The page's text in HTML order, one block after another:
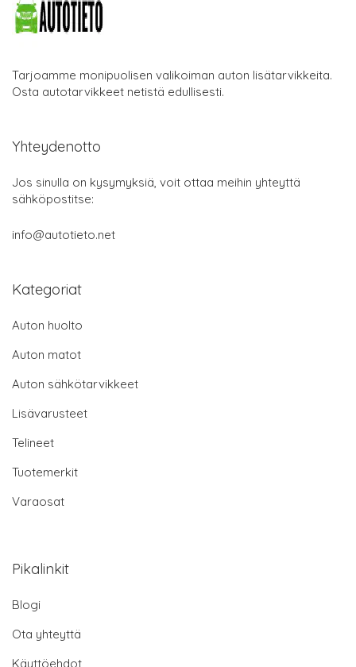
Tarjoamme monipuolisen valikoiman auton lisätarvikkeita.
Osta autotarvikkeet netistä edullisesti.
Yhteydenotto
Jos sinulla on kysymyksiä, voit ottaa meihin yhteyttä
sähköpostitse:
info@autotieto.net
Kategoriat
Auton huolto
Auton matot
Auton sähkötarvikkeet
Lisävarusteet
Telineet
Tuotemerkit
Varaosat
Pikalinkit
Blogi
Ota yhteyttä
Käyttöehdot